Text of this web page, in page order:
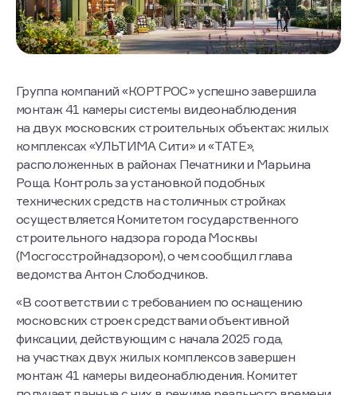
Группа компаний «КОРТРОС» успешно завершила
монтаж 41 камеры системы видеонаблюдения
на двух московских строительных объектах: жилых
комплексах «УЛЬТИМА Сити» и «TATE»,
расположенных в районах Печатники и Марьина
Роща. Контроль за установкой подобных
технических средств на столичных стройках
осуществляется Комитетом государственного
строительного надзора города Москвы
(Мосгосстройнадзором), о чем сообщил глава
ведомства Антон Слободчиков.
«В соответствии с требованием по оснащению
московских строек средствами объективной
фиксации, действующим с начала 2025 года,
на участках двух жилых комплексов завершен
монтаж 41 камеры видеонаблюдения. Комитет